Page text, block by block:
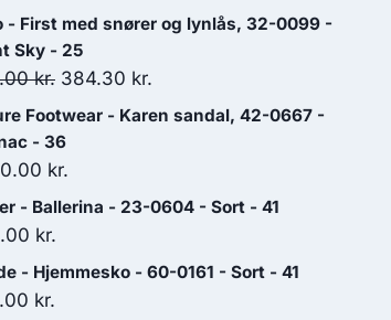
- First med snører og lynlås, 32-0099 -
Sky - 25
kr. Den
oprindelige
pris
var:
549.00 kr..
384.30 kr.
aktuelle
384.30 kr..
Footwear - Karen sandal, 42-0667 -
- 36
kr.
- Ballerina - 23-0604 - Sort - 41
kr.
- Hjemmesko - 60-0161 - Sort - 41
kr.